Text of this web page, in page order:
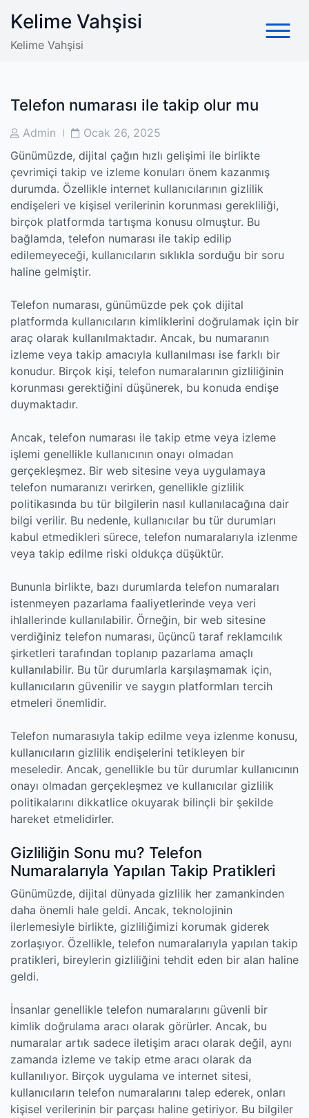
content
Kelime Vahşisi
Kelime Vahşisi
Telefon numarası ile takip olur mu
PostAdmin
PostOcak 26, 2025
Günümüzde, dijital çağın hızlı gelişimi ile birlikte
çevrimiçi takip ve izleme konuları önem kazanmış
durumda. Özellikle internet kullanıcılarının gizlilik
endişeleri ve kişisel verilerinin korunması gerekliliği,
birçok platformda tartışma konusu olmuştur. Bu
bağlamda, telefon numarası ile takip edilip
edilemeyeceği, kullanıcıların sıklıkla sorduğu bir soru
haline gelmiştir.
Telefon numarası, günümüzde pek çok dijital
platformda kullanıcıların kimliklerini doğrulamak için bir
araç olarak kullanılmaktadır. Ancak, bu numaranın
izleme veya takip amacıyla kullanılması ise farklı bir
konudur. Birçok kişi, telefon numaralarının gizliliğinin
korunması gerektiğini düşünerek, bu konuda endişe
duymaktadır.
Ancak, telefon numarası ile takip etme veya izleme
işlemi genellikle kullanıcının onayı olmadan
gerçekleşmez. Bir web sitesine veya uygulamaya
telefon numaranızı verirken, genellikle gizlilik
politikasında bu tür bilgilerin nasıl kullanılacağına dair
bilgi verilir. Bu nedenle, kullanıcılar bu tür durumları
kabul etmedikleri sürece, telefon numaralarıyla izlenme
veya takip edilme riski oldukça düşüktür.
Bununla birlikte, bazı durumlarda telefon numaraları
istenmeyen pazarlama faaliyetlerinde veya veri
ihlallerinde kullanılabilir. Örneğin, bir web sitesine
verdiğiniz telefon numarası, üçüncü taraf reklamcılık
şirketleri tarafından toplanıp pazarlama amaçlı
kullanılabilir. Bu tür durumlarla karşılaşmamak için,
kullanıcıların güvenilir ve saygın platformları tercih
etmeleri önemlidir.
Telefon numarasıyla takip edilme veya izlenme konusu,
kullanıcıların gizlilik endişelerini tetikleyen bir
meseledir. Ancak, genellikle bu tür durumlar kullanıcının
onayı olmadan gerçekleşmez ve kullanıcılar gizlilik
politikalarını dikkatlice okuyarak bilinçli bir şekilde
hareket etmelidirler.
Gizliliğin Sonu mu? Telefon
Numaralarıyla Yapılan Takip Pratikleri
Günümüzde, dijital dünyada gizlilik her zamankinden
daha önemli hale geldi. Ancak, teknolojinin
ilerlemesiyle birlikte, gizliliğimizi korumak giderek
zorlaşıyor. Özellikle, telefon numaralarıyla yapılan takip
pratikleri, bireylerin gizliliğini tehdit eden bir alan haline
geldi.
İnsanlar genellikle telefon numaralarını güvenli bir
kimlik doğrulama aracı olarak görürler. Ancak, bu
numaralar artık sadece iletişim aracı olarak değil, aynı
zamanda izleme ve takip etme aracı olarak da
kullanılıyor. Birçok uygulama ve internet sitesi,
kullanıcıların telefon numaralarını talep ederek, onları
kişisel verilerinin bir parçası haline getiriyor. Bu bilgiler